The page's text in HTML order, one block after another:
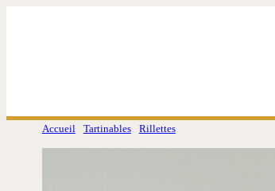
Accueil/ Tartinables/ Rillettes/ Rillettes d’Oie